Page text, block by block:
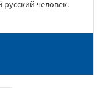
человек.